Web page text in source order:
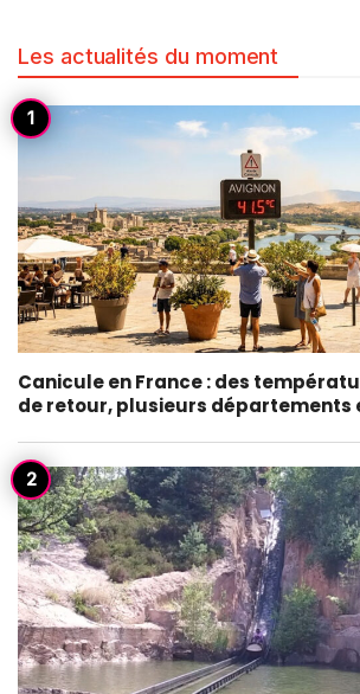
Les actualités du moment
Canicule en France : des
de retour, plusieurs départements